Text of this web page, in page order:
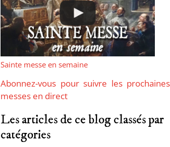
Sainte messe en semaine
Abonnez-vous pour suivre les prochaines
messes en direct
Les articles de ce blog classés par
catégories